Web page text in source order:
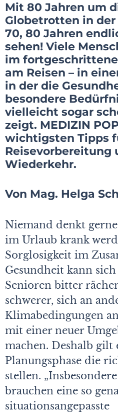
Mit 80 Jahren um
Globetrotten in
70, 80 Jahren
sehen! Viele
im
am Reisen – in
in der die
besondere
vielleicht sogar
zeigt. MEDIZIN
wichtigsten Tipps
Reisevorbereitung
Wiederkehr.
Von Mag. Helga
Niemand denkt
im Urlaub krank
Sorglosigkeit im
Gesundheit kann
Senioren bitter
schwerer, sich an
Klimabedingungen
mit einer neuer
machen. Deshalb gilt
Planungsphase die
stellen.
brauchen eine so
situationsangepasste